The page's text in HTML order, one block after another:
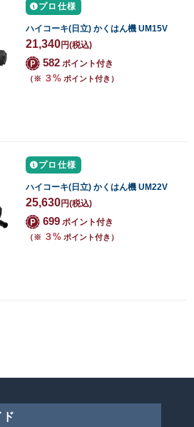
プロ仕様
ハイコーキ(日立) かくはん機 UM15V
21,340円(税込)
582 ポイント付き
（※ ３% ポイント付き）
プロ仕様
ハイコーキ(日立) かくはん機 UM22V
25,630円(税込)
699 ポイント付き
（※ ３% ポイント付き）
ド